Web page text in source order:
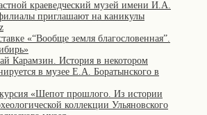
краеведческий музей имени И.А.
приглашают на каникулы
«“Вообще земля благословенная”.
Карамзин. История в некотором
в музее Е.А. Боратынского в
«Шепот прошлого. Из истории
коллекции Ульяновского